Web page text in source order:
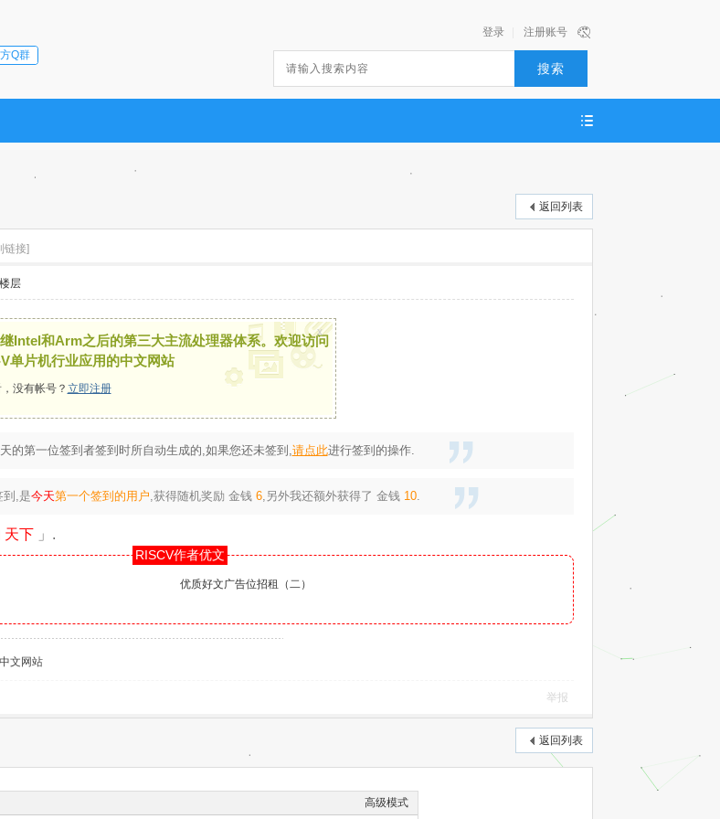
Q群
注册账号
登录
搜索
返回列表
链接]
层
Intel和Arm之后的第三大主流处理器体系。欢迎访问
单片机行业应用的中文网站
没有帐号？ 立即注册
x
的第一位签到者签到时所自动生成的,如果您还未签到,请点此进行签到的操作.
,是今天第一个签到的用户,获得随机奖励 金钱 6,另外我还额外获得了 金钱 10.
天下 」.
RISCV作者优文
优质好文广告位招租（二）
文网站
举报
返回列表
高级模式